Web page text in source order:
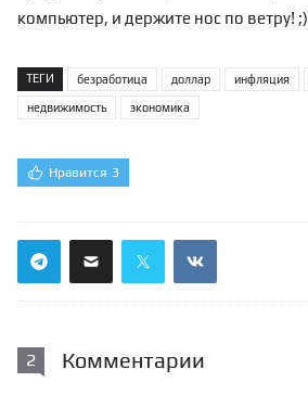
компьютер, и держите нос по ветру! ;)
ТЕГИ безработица доллар инфляция
недвижимость экономика
Нравится 3
2 Комментарии